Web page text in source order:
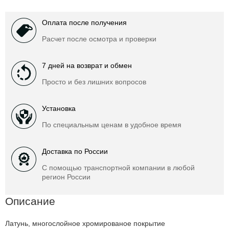
Оплата после получения
Расчет после осмотра и проверки
7 дней на возврат и обмен
Просто и без лишних вопросов
Установка
По специальным ценам в удобное время
Доставка по России
С помощью транспортной компании в любой
регион России
Описание
Латунь, многослойное хромированое покрытие